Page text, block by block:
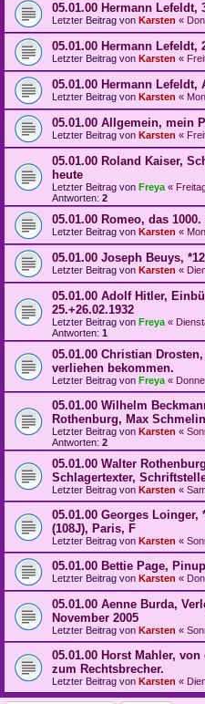
05.01.00 Hermann Lefeldt,
Letzter Beitrag von Karsten «
05.01.00 Hermann Lefeldt,
Letzter Beitrag von Karsten «
05.01.00 Hermann
Letzter Beitrag von Karsten «
05.01.00 Allgemein, mein
Letzter Beitrag von Karsten «
05.01.00 Roland Kaiser,
heute
Letzter Beitrag von Freya «
Antworten: 2
05.01.00 Romeo, das
Letzter Beitrag von Karsten «
05.01.00 Joseph Beuys,
Letzter Beitrag von Karsten «
05.01.00 Adolf Hitler,
25.+26.02.1932
Letzter Beitrag von Freya «
Antworten: 1
05.01.00 Christian
verliehen bekommen.
Letzter Beitrag von Freya «
05.01.00 Wilhelm
Rothenburg, Max
Letzter Beitrag von Karsten «
Antworten: 2
05.01.00 Walter
Schlagertexter,
Letzter Beitrag von Karsten «
05.01.00 Georges Loinger,
(108J), Paris, F
Letzter Beitrag von Karsten «
05.01.00 Bettie Page,
Letzter Beitrag von Karsten «
05.01.00 Aenne Burda,
November 2005
Letzter Beitrag von Karsten «
05.01.00 Horst Mahler,
zum Rechtsbrecher.
Letzter Beitrag von Karsten «